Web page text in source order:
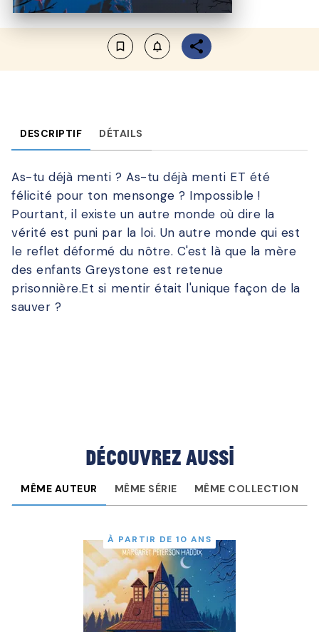
bookmark_border notifications_none_outlined
DESCRIPTIF DÉTAILS
As-tu déjà menti ? As-tu déjà menti ET été
félicité pour ton mensonge ? Impossible !
Pourtant, il existe un autre monde où dire la
vérité est puni par la loi. Un autre monde qui est
le reflet déformé du nôtre. C'est là que la mère
des enfants Greystone est retenue
prisonnière.Et si mentir était l'unique façon de la
sauver ?
Découvrez aussi
MÊME AUTEUR MÊME SÉRIE MÊME COLLECTION
À PARTIR DE 10 ANS